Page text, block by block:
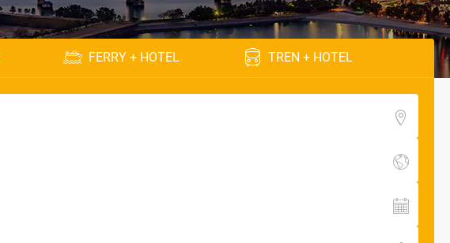
FERRY + HOTEL TREN + HOTEL